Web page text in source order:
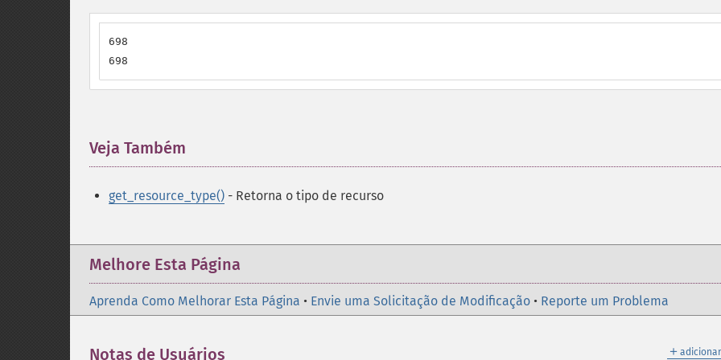
698
698
Veja Também
get_resource_type() - Retorna o tipo de recurso
Melhore Esta Página
Aprenda Como Melhorar Esta Página • Envie uma Solicitação de Modificação • Reporte um Problema
＋
Notas de Usuários